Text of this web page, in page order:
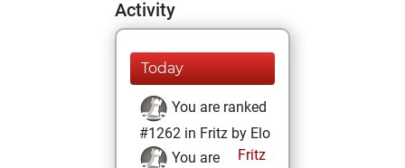
Activity
Today
You are ranked
#1262 in Fritz by Elo
Fritz
You are